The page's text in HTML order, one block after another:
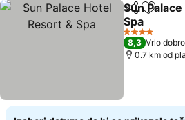
Deli
Sun
Spa
4 Zvezdice
8,3 Vrlo dobro
0.7 km od